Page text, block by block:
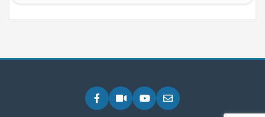
Facebook
ZoomYouTube
Email